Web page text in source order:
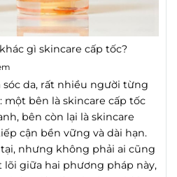
gì skincare cấp tốc?
da, rất nhiều người từng
bên là skincare cấp tốc
bên còn lại là skincare
cận bền vững và dài hạn.
nhưng không phải ai cũng
lõi giữa hai phương pháp này,